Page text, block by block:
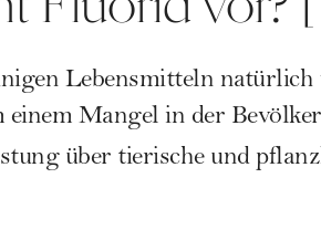
Lebensmitteln natürlich
Mangel in der
über tierische und